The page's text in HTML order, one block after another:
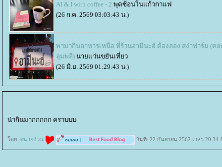
AI & I with coffee - 2 พุดซ้อนในแก้วกาแฟ
(26 ก.ค. 2569 03:03:43 น.)
พามากินอาหารเหนือ ที่ร้านอามีนะฮ์ ต้องลอง สง่าฟาร์ม (คอ
ลุมพลี) นายแว่นขยันเที่ยว
(26 มิ.ย. 2569 01:29:43 น.)
น่ากินมากกกกก คราบบบ
ดย: ทนายอ้วน วันที่: 22 กันยายน 2562 เวลา